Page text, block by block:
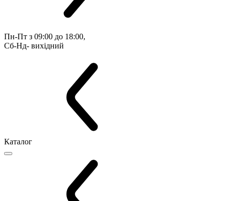
Пн-Пт з 09:00 до 18:00,
Сб-Нд- вихідний
Каталог